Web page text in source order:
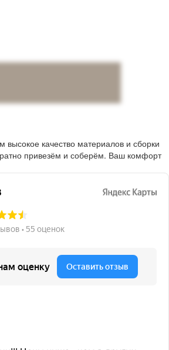
качество материалов и сборки
привезём и соберём. Ваш комфорт